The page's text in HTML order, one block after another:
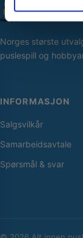
Norges største
puslespill og
INFORMASJON
Salgsvilkår
Samarbeidsavtale
Spørsmål & svar